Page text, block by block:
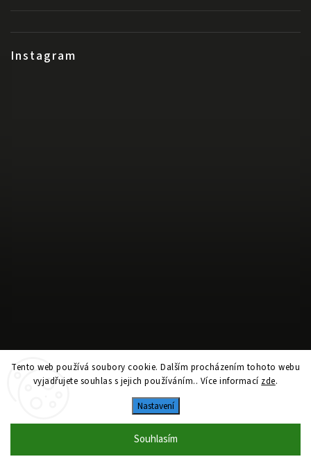
Tento web používá soubory cookie. Dalším procházením tohoto webu
vyjadřujete souhlas s jejich používáním.. Více informací zde.
Nastavení
Souhlasím
Instagram
Sledovat na Instagramu
Airbō shop. Všechna práva vyhrazena.